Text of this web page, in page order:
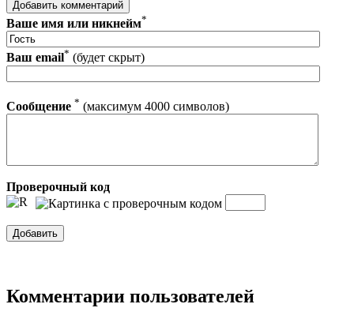
Ваше имя или никнейм*
Ваш email* (будет скрыт)
Сообщение * (максимум 4000 символов)
Проверочный код
Комментарии пользователей